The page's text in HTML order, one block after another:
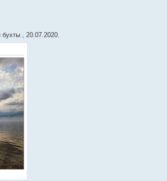
, 20.07.2020.